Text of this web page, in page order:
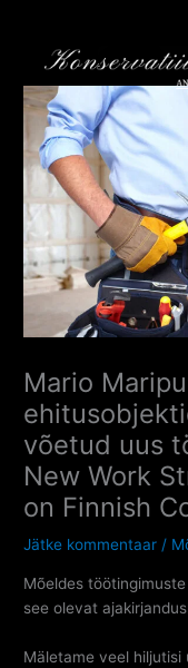
content
Mario
võetud uus
New Work
on Finnish
Jätke kommentaar /
Mõeldes
see olevat
Mäletame veel hiljutisi